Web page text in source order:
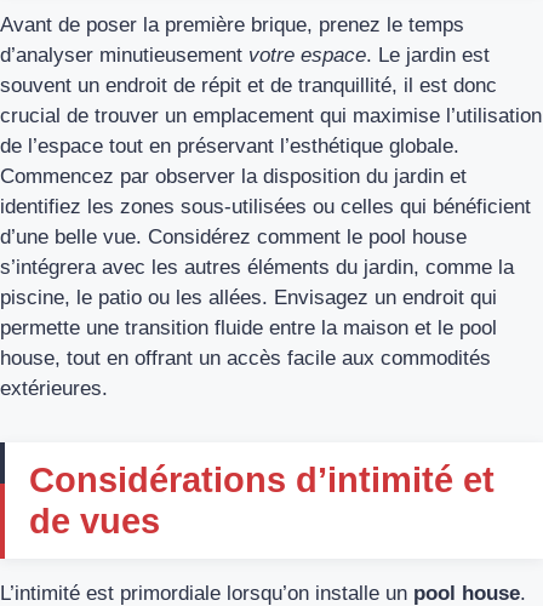
Avant de poser la première brique, prenez le temps
d’analyser minutieusement votre espace. Le jardin est
souvent un endroit de répit et de tranquillité, il est donc
crucial de trouver un emplacement qui maximise l’utilisation
de l’espace tout en préservant l’esthétique globale.
Commencez par observer la disposition du jardin et
identifiez les zones sous-utilisées ou celles qui bénéficient
d’une belle vue. Considérez comment le pool house
s’intégrera avec les autres éléments du jardin, comme la
piscine, le patio ou les allées. Envisagez un endroit qui
permette une transition fluide entre la maison et le pool
house, tout en offrant un accès facile aux commodités
extérieures.
Considérations d’intimité et
de vues
L’intimité est primordiale lorsqu’on installe un pool house.